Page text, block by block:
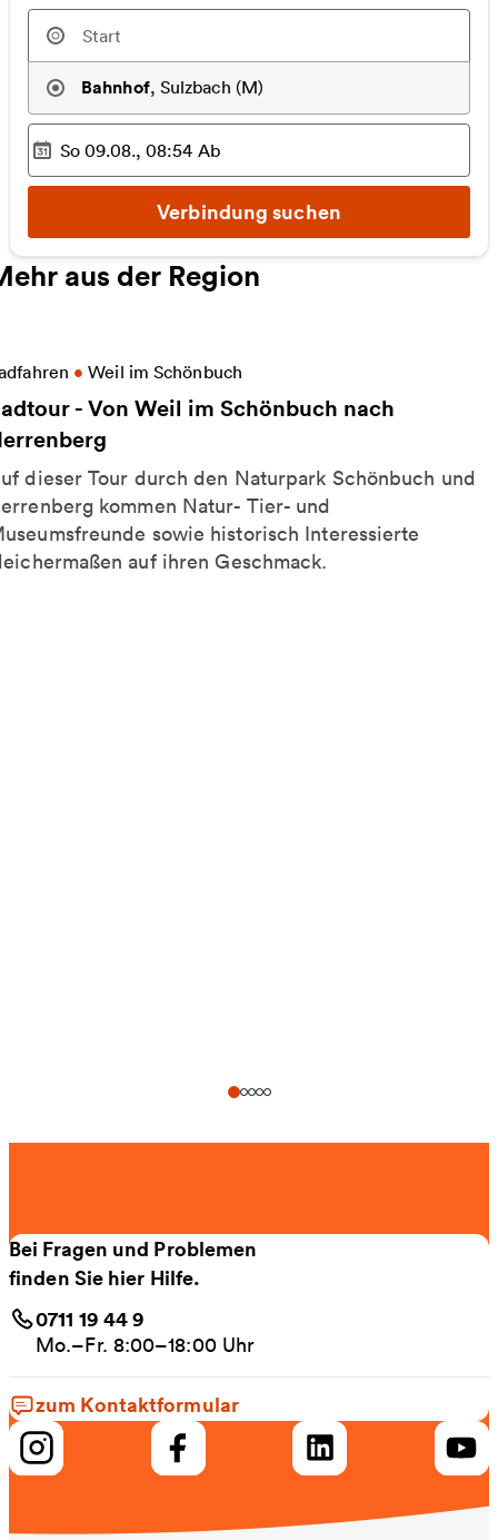
Bahnhof, Sulzbach (M)
Ausgewählter Zeitpunkt
So 09.08., 08:54 Ab
Verbindung suchen
aus der Region
• Weil im Schönbuch
- Von Weil im Schönbuch nach
dieser Tour durch den Naturpark Schönbuch und
kommen Natur- Tier- und
sowie historisch Interessierte
auf ihren Geschmack.
Informationen zu Radtour - Von Weil im
Bei Fragen und Problemen
finden Sie hier Hilfe.
0711 19 44 9
Mo.–Fr. 8:00–18:00 Uhr
zum Kontaktformular